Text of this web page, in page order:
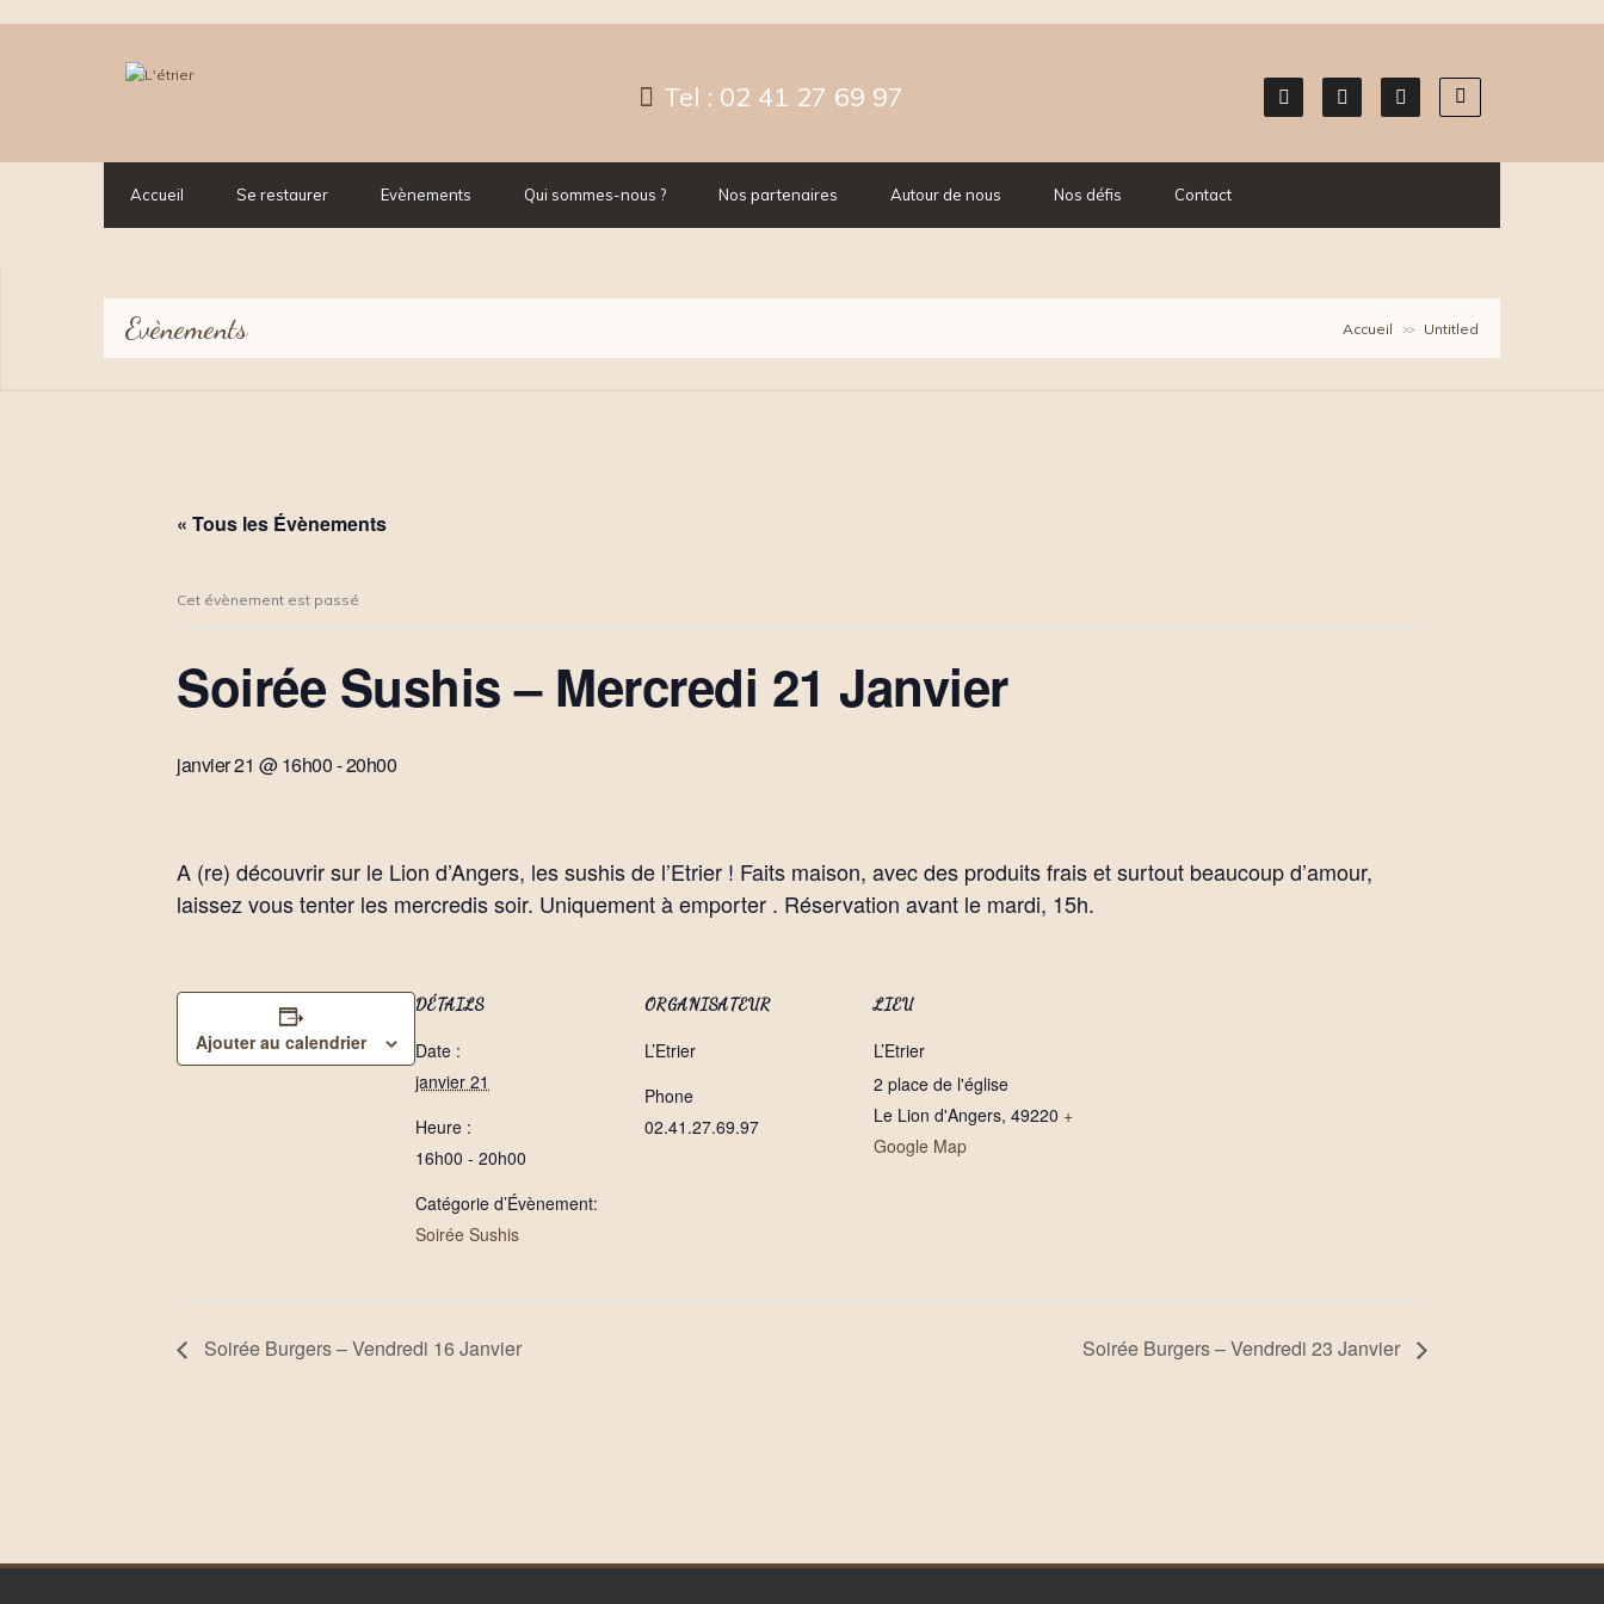
Tel : 02 41 27 69 97
Accueil Se restaurer Evènements Qui sommes-nous ? Nos partenaires Autour de nous Nos défis Contact
Evènements Accueil >> Untitled
« Tous les Évènements
Cet évènement est passé
Soirée Sushis – Mercredi 21 Janvier
janvier 21 @ 16h00-20h00
A (re) découvrir sur le Lion d’Angers, les sushis de l’Etrier ! Faits maison, avec des produits frais et surtout beaucoup d’amour,
laissez vous tenter les mercredis soir. Uniquement à emporter . Réservation avant le mardi, 15h.
Ajouter au calendrier
DÉTAILS
Date :
janvier 21
Heure :
16h00 - 20h00
Catégorie d’Évènement:
Soirée Sushis
ORGANISATEUR
L’Etrier
Phone
02.41.27.69.97
LIEU
L’Etrier
2 place de l'église
Le Lion d'Angers, 49220 +
Google Map
Soirée Burgers – Vendredi 16 Janvier Soirée Burgers – Vendredi 23 Janvier